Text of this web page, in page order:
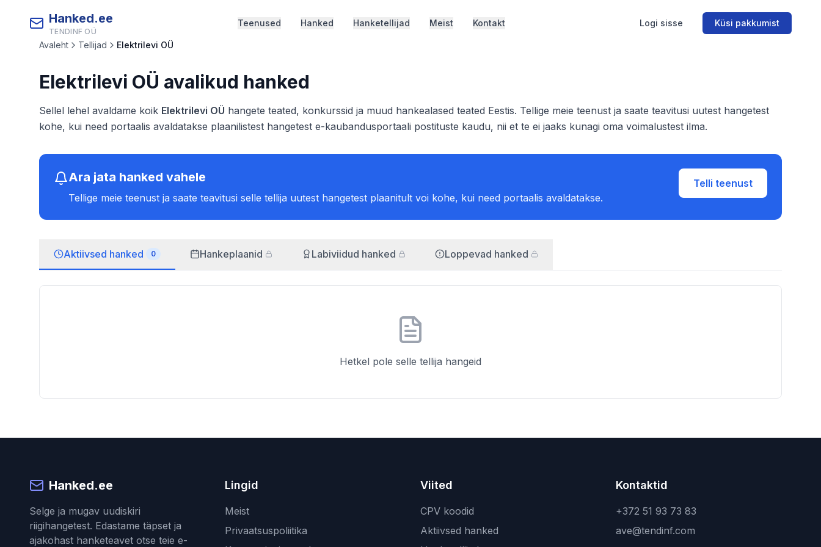
Hanked.ee
TENDINF OÜ
Teenused Hanked Hanketellijad Meist Kontakt Logi sisse Küsi pakkumist
Avaleht Tellijad Elektrilevi OÜ
Elektrilevi OÜ avalikud hanked
Sellel lehel avaldame koik Elektrilevi OÜ hangete teated, konkurssid ja muud hankealased teated Eestis. Tellige meie teenust ja saate teavitusi uutest hangetest
kohe, kui need portaalis avaldatakse plaanilistest hangetest e-kaubandusportaali postituste kaudu, nii et te ei jaaks kunagi oma voimalustest ilma.
Ara jata hanked vahele
Tellige meie teenust ja saate teavitusi selle tellija uutest hangetest plaanitult voi kohe, kui need portaalis avaldatakse.
Telli teenust
Aktiivsed hanked 0 Hankeplaanid Labiviidud hanked Loppevad hanked
Hetkel pole selle tellija hangeid
Hanked.ee
Selge ja mugav uudiskiri
riigihangetest. Edastame täpset ja
ajakohast hanketeavet otse teie e-
Lingid
Meist
Privaatsuspoliitika
Viited
CPV koodid
Aktiivsed hanked
Kontaktid
+372 51 93 73 83
ave@tendinf.com